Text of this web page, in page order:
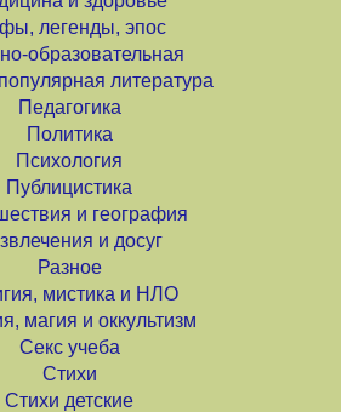
легенды, эпос
образовательная
литература
Педагогика
Политика
Психология
Публицистика
и география
и досуг
Разное
мистика и НЛО
магия и оккультизм
Секс учеба
Стихи
Стихи детские